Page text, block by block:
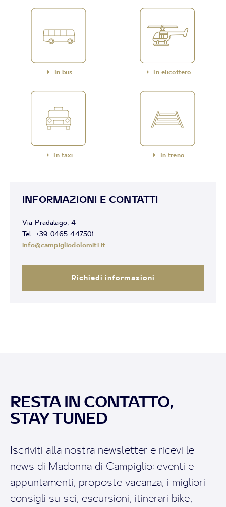
In bus In elicottero
In taxi In treno
INFORMAZIONI E CONTATTI
Via Pradalago, 4
Tel. +39 0465 447501
info@campigliodolomiti.it
Richiedi informazioni
RESTA IN CONTATTO,
STAY TUNED
Iscriviti alla nostra newsletter e ricevi le
news di Madonna di Campiglio: eventi e
appuntamenti, proposte vacanza, i migliori
consigli su sci, escursioni, itinerari bike,